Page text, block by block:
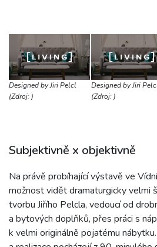
Designed by Jiri Pelcl
(Zdroj: )
Designed by Jiri
(Zdroj: )
Subjektivně x objektivně
Na právě probíhající výstavě ve
možnost vidět dramaturgicky velmi
tvorbu Jiřího Pelcla, vedoucí od
a bytových doplňků, přes práci s
k velmi originálně pojatému